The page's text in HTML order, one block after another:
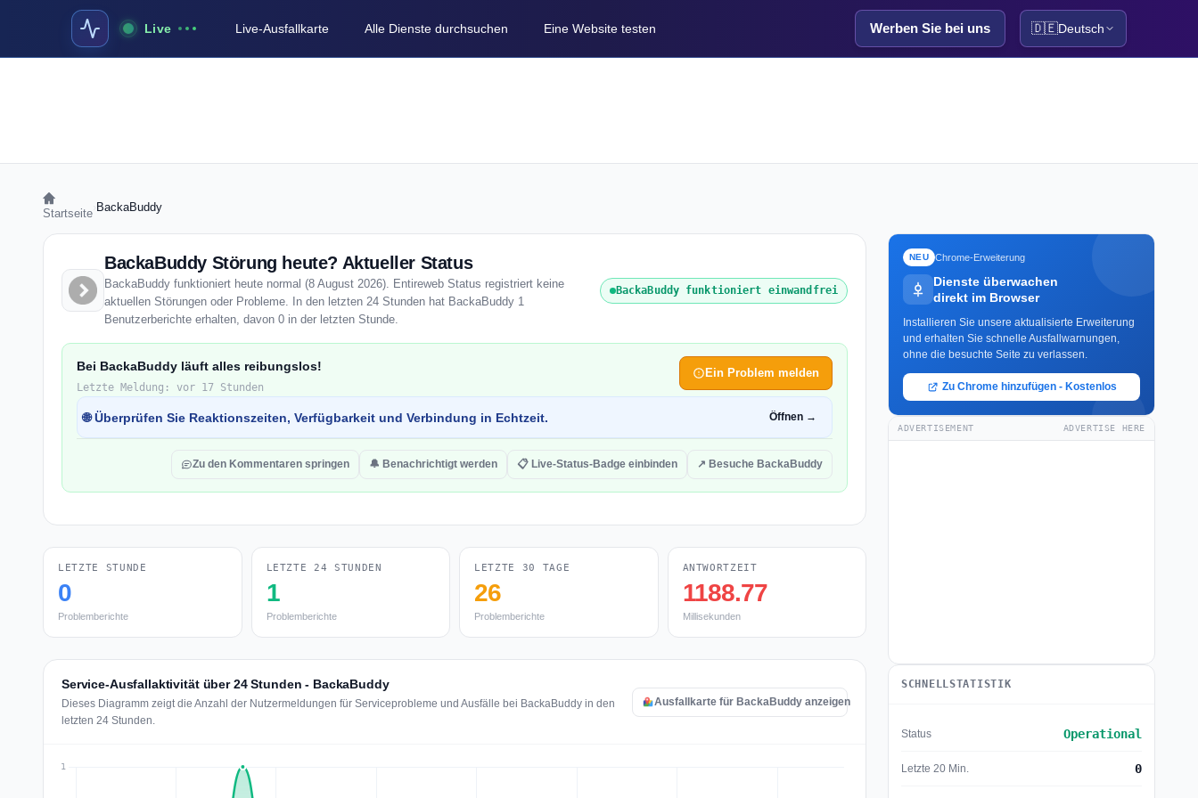
Live Live-Ausfallkarte Alle Dienste durchsuchen Eine Website testen Werben Sie bei uns 🇩🇪Deutsch
Startseite BackaBuddy
BackaBuddy Störung heute? Aktueller Status
BackaBuddy funktioniert heute normal (8 August 2026). Entireweb Status registriert keine
aktuellen Störungen oder Probleme. In den letzten 24 Stunden hat BackaBuddy 1
Benutzerberichte erhalten, davon 0 in der letzten Stunde.
BackaBuddy funktioniert einwandfrei
Bei BackaBuddy läuft alles reibungslos!
Letzte Meldung: vor 17 Stunden
Ein Problem melden
🌐 Überprüfen Sie Reaktionszeiten, Verfügbarkeit und Verbindung in Echtzeit. Öffnen →
Zu den Kommentaren springen 🔔 Benachrichtigt werden 📋 Live-Status-Badge einbinden ↗ Besuche BackaBuddy
LETZTE STUNDE
0
Problemberichte
LETZTE 24 STUNDEN
1
Problemberichte
LETZTE 30 TAGE
26
Problemberichte
ANTWORTZEIT
1188.77
Millisekunden
Service-Ausfallaktivität über 24 Stunden - BackaBuddy
Dieses Diagramm zeigt die Anzahl der Nutzermeldungen für Serviceprobleme und Ausfälle bei BackaBuddy in den
letzten 24 Stunden.
Ausfallkarte für BackaBuddy anzeigen
NEU Chrome-Erweiterung
Dienste überwachen
direkt im Browser
Installieren Sie unsere aktualisierte Erweiterung
und erhalten Sie schnelle Ausfallwarnungen,
ohne die besuchte Seite zu verlassen.
Zu Chrome hinzufügen - Kostenlos
ADVERTISEMENT ADVERTISE HERE
SCHNELLSTATISTIK
Status Operational
Letzte 20 Min. 0